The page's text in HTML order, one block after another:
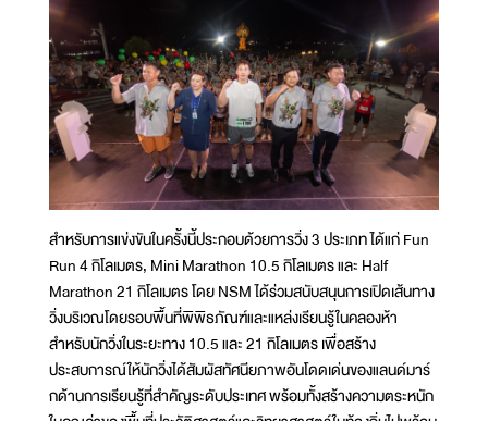
สำหรับการแข่งขันในครั้งนี้ประกอบด้วยการวิ่ง 3 ประเภท ได้แก่ Fun
Run 4 กิโลเมตร, Mini Marathon 10.5 กิโลเมตร และ Half
Marathon 21 กิโลเมตร โดย NSM ได้ร่วมสนับสนุนการเปิดเส้นทาง
วิ่งบริเวณโดยรอบพื้นที่พิพิธภัณฑ์และแหล่งเรียนรู้ในคลองห้า
สำหรับนักวิ่งในระยะทาง 10.5 และ 21 กิโลเมตร เพื่อสร้าง
ประสบการณ์ให้นักวิ่งได้สัมผัสทัศนียภาพอันโดดเด่นของแลนด์มาร์
กด้านการเรียนรู้ที่สำคัญระดับประเทศ พร้อมทั้งสร้างความตระหนัก